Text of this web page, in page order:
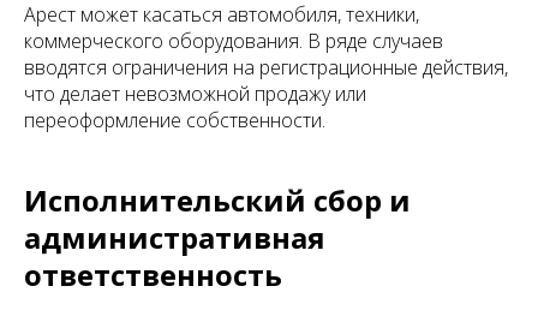
Арест может касаться автомобиля, техники,
коммерческого оборудования. В ряде случаев
вводятся ограничения на регистрационные действия,
что делает невозможной продажу или
переоформление собственности.
Исполнительский сбор и
административная
ответственность